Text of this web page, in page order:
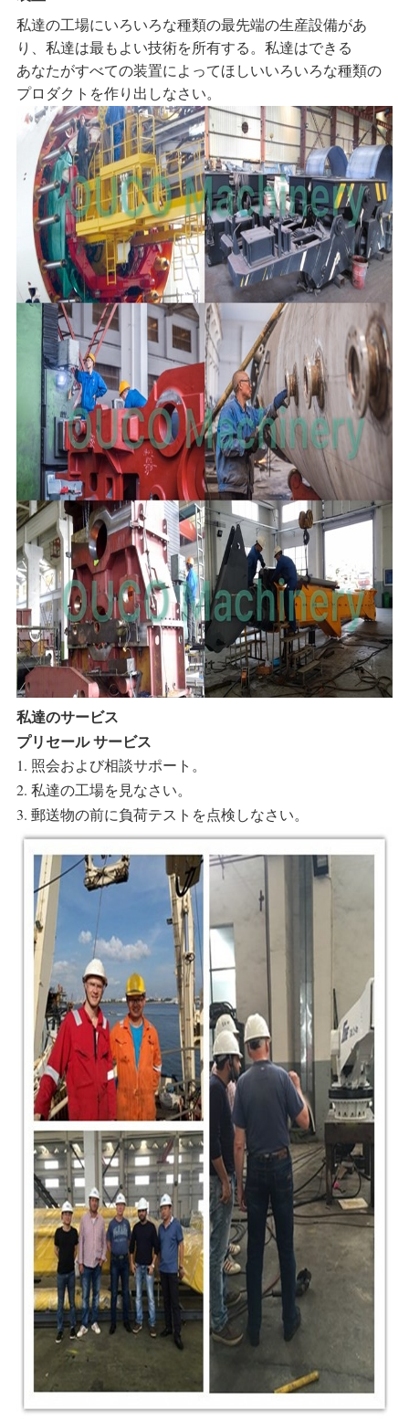
私達の工場にいろいろな種類の最先端の生産設備があ
り、 私達は最もよい技術を所有する。私達はできる
あなたがすべての装置によってほしいいろいろな種類の
プロダクトを作り出しなさい。
私達のサービス
プリセール サービス
1. 照会および相談サポート。
2. 私達の工場を見なさい。
3. 郵送物の前に負荷テストを点検しなさい。